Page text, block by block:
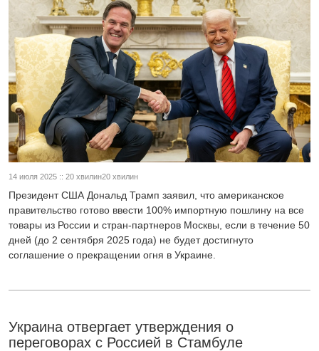
14 июля 2025 :: 20 хвилин20 хвилин
Президент США Дональд Трамп заявил, что американское
правительство готово ввести 100% импортную пошлину на все
товары из России и стран-партнеров Москвы, если в течение 50
дней (до 2 сентября 2025 года) не будет достигнуто
соглашение о прекращении огня в Украине.
Украина отвергает утверждения о
переговорах с Россией в Стамбуле